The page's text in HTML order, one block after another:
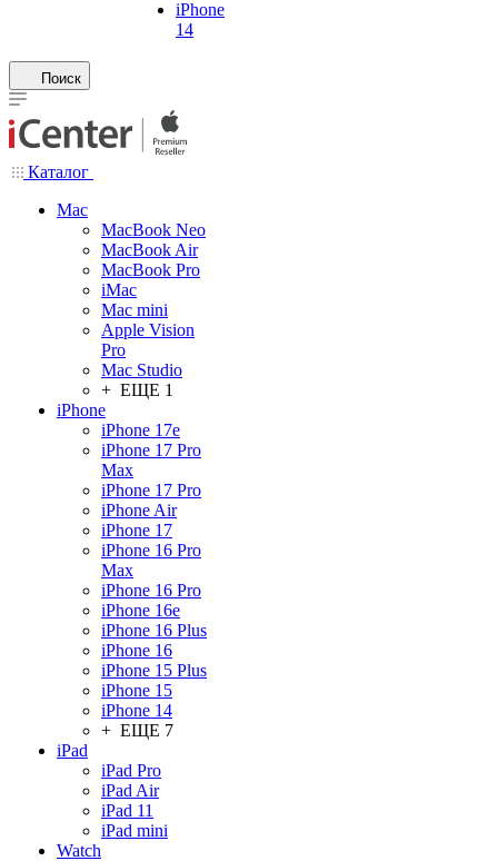
iPhone
14
Поиск
Каталог
Mac
MacBook Neo
MacBook Air
MacBook Pro
iMac
Mac mini
Apple Vision
Pro
Mac Studio
+ ЕЩЕ 1
iPhone
iPhone 17e
iPhone 17 Pro
Max
iPhone 17 Pro
iPhone Air
iPhone 17
iPhone 16 Pro
Max
iPhone 16 Pro
iPhone 16e
iPhone 16 Plus
iPhone 16
iPhone 15 Plus
iPhone 15
iPhone 14
+ ЕЩЕ 7
iPad
iPad Pro
iPad Air
iPad 11
iPad mini
Watch